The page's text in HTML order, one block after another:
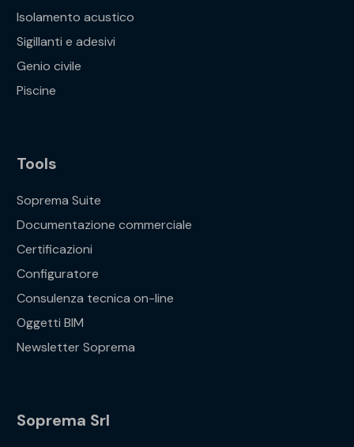
Isolamento acustico
Sigillanti e adesivi
Genio civile
Piscine
Tools
Soprema Suite
Documentazione commerciale
Certificazioni
Configuratore
Consulenza tecnica on-line
Oggetti BIM
Newsletter Soprema
Soprema Srl